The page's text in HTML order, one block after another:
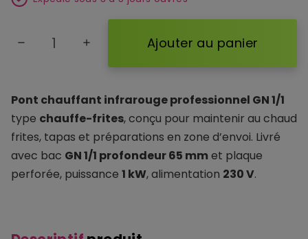
Pont chauffant infrarouge professionnel GN 1/1
type chauffe-frites, conçu pour maintenir au chaud
frites, tapas et préparations en zone d’envoi. Livré
avec bac GN 1/1 profondeur 65 mm et plaque
perforée, puissance 1 kW, alimentation 230 V.
remove add Ajouter au panier